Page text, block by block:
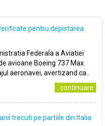
pentru depistarea
Federala a Aviatiei
avioane Boeing 737 Max
aeronavei, avertizand ca..
..continuare
trecuti pe partiile din Italia